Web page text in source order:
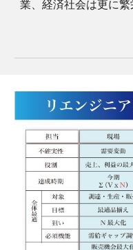
業、経済社会は更に繁